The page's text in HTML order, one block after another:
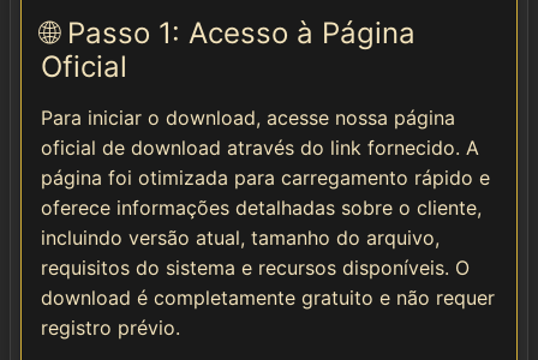
🌐 Passo 1: Acesso à Página
Oficial
Para iniciar o download, acesse nossa página
oficial de download através do link fornecido. A
página foi otimizada para carregamento rápido e
oferece informações detalhadas sobre o cliente,
incluindo versão atual, tamanho do arquivo,
requisitos do sistema e recursos disponíveis. O
download é completamente gratuito e não requer
registro prévio.